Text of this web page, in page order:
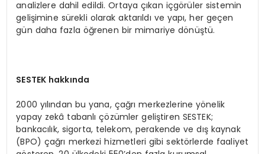
analizlere dahil edildi. Ortaya çıkan içgörüler sistemin
gelişimine sürekli olarak aktarıldı ve yapı, her geçen
gün daha fazla öğrenen bir mimariye dönüştü.
SESTEK hakkında
2000 yılından bu yana, çağrı merkezlerine yönelik
yapay zekâ tabanlı çözümler geliştiren SESTEK;
bankacılık, sigorta, telekom, perakende ve dış kaynak
(BPO) çağrı merkezi hizmetleri gibi sektörlerde faaliyet